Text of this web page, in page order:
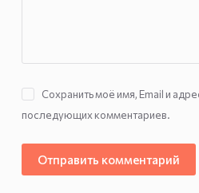
Сохранить моё имя, Email и
последующих комментариев.
Отправить комментарий